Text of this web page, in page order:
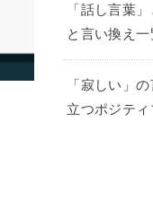
「話し言葉
と言い換え一
「寂しい」
立つポジティ